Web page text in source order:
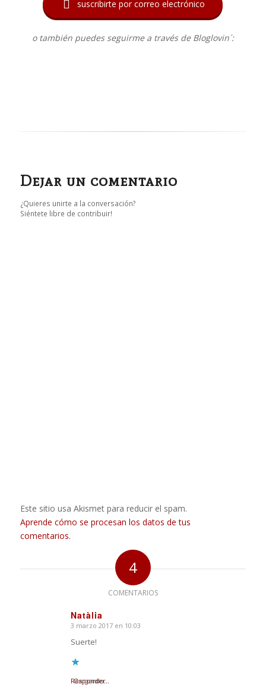
 suscribirte por correo electrónico
o también puedes seguirme a través de Bloglovin´:
Dejar un comentario
¿Quieres unirte a la conversación?
Siéntete libre de contribuir!
Este sitio usa Akismet para reducir el spam.
Aprende cómo se procesan los datos de tus
comentarios.
4
COMENTARIOS
Natàlia
Dice:
3 marzo 2017 en 10:03
Suerte!
Cargando...
Responder